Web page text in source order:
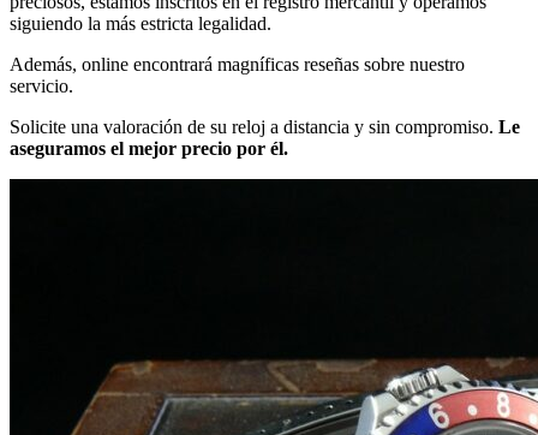
siguiendo la más estricta legalidad.
Además, online encontrará magníficas reseñas sobre nuestro
servicio.
Solicite una valoración de su reloj a distancia y sin compromiso. Le
aseguramos el mejor precio por él.